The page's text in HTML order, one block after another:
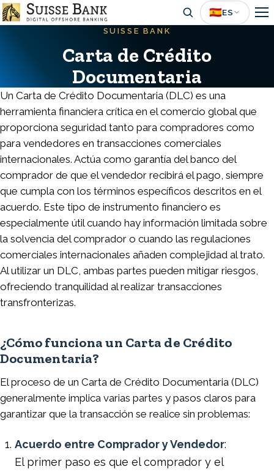
Skip
to
🇪🇸ES
SUISSE BANK
Carta de Crédito
Documentaria
Un Carta de Crédito Documentaria (DLC) es una
herramienta financiera crítica en el comercio global que
proporciona seguridad tanto para compradores como
para vendedores en transacciones comerciales
internacionales. Actúa como garantía del banco del
comprador de que el vendedor recibirá el pago, siempre
que cumpla con los términos específicos descritos en el
acuerdo. Este tipo de instrumento financiero es
especialmente útil cuando hay información limitada sobre
la solvencia del comprador o cuando las regulaciones
comerciales internacionales añaden complejidad al trato.
Al utilizar un DLC, ambas partes pueden mitigar riesgos,
ofreciendo tranquilidad al realizar transacciones
transfronterizas.
¿Cómo funciona un Carta de Crédito
Documentaria?
El proceso de un Carta de Crédito Documentaria (DLC)
generalmente implica varias partes y pasos claros para
garantizar que la transacción se realice sin problemas:
Acuerdo entre Comprador y Vendedor:
El primer paso es que el comprador y el